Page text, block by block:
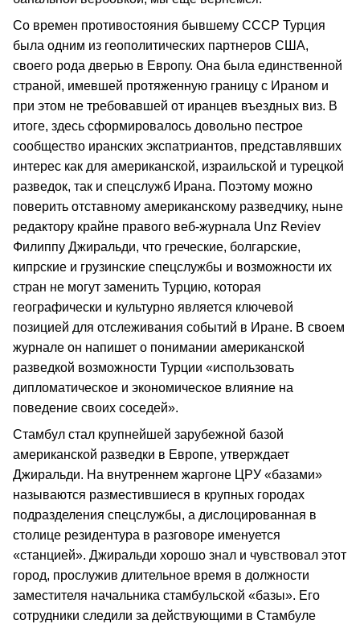
Со времен противостояния бывшему СССР Турция
была одним из геополитических партнеров США,
своего рода дверью в Европу. Она была единственной
страной, имевшей протяженную границу с Ираном и
при этом не требовавшей от иранцев въездных виз. В
итоге, здесь сформировалось довольно пестрое
сообщество иранских экспатриантов, представлявших
интерес как для американской, израильской и турецкой
разведок, так и спецслужб Ирана. Поэтому можно
поверить отставному американскому разведчику, ныне
редактору крайне правого веб-журнала Unz Reviev
Филиппу Джиральди, что греческие, болгарские,
кипрские и грузинские спецслужбы и возможности их
стран не могут заменить Турцию, которая
географически и культурно является ключевой
позицией для отслеживания событий в Иране. В своем
журнале он напишет о понимании американской
разведкой возможности Турции «использовать
дипломатическое и экономическое влияние на
поведение своих соседей».
Стамбул стал крупнейшей зарубежной базой
американской разведки в Европе, утверждает
Джиральди. На внутреннем жаргоне ЦРУ «базами»
называются разместившиеся в крупных городах
подразделения спецслужбы, а дислоцированная в
столице резидентура в разговоре именуется
«станцией». Джиральди хорошо знал и чувствовал этот
город, прослужив длительное время в должности
заместителя начальника стамбульской «базы». Его
сотрудники следили за действующими в Стамбуле